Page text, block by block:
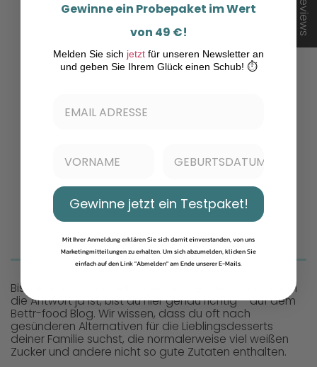
Bist du ein Fan von selbstgemachten Desserts? Wenn
die Antwort ja ist, bist du hier genau richtig – auf dem
Bettr-food Blog. Wir wissen, dass du oft nach
gesünderen Alternativen für die Lieblingsdesserts
deiner Familie suchst, die normalerweise viel weißen
Zucker und andere nicht so gute Zutaten enthalten.
Gewinne ein Probepaket im Wert
von 49 €!
Melden Sie sich jetzt für unseren Newsletter an
und geben Sie Ihrem Glück einen Schub! ⏱️
Gewinne jetzt ein Testpaket!
Mit Ihrer Anmeldung erklären Sie sich damit einverstanden, von uns
Marketingmitteilungen zu erhalten. Um sich abzumelden, klicken Sie
einfach auf den Link "Abmelden" am Ende unserer E-Mails.